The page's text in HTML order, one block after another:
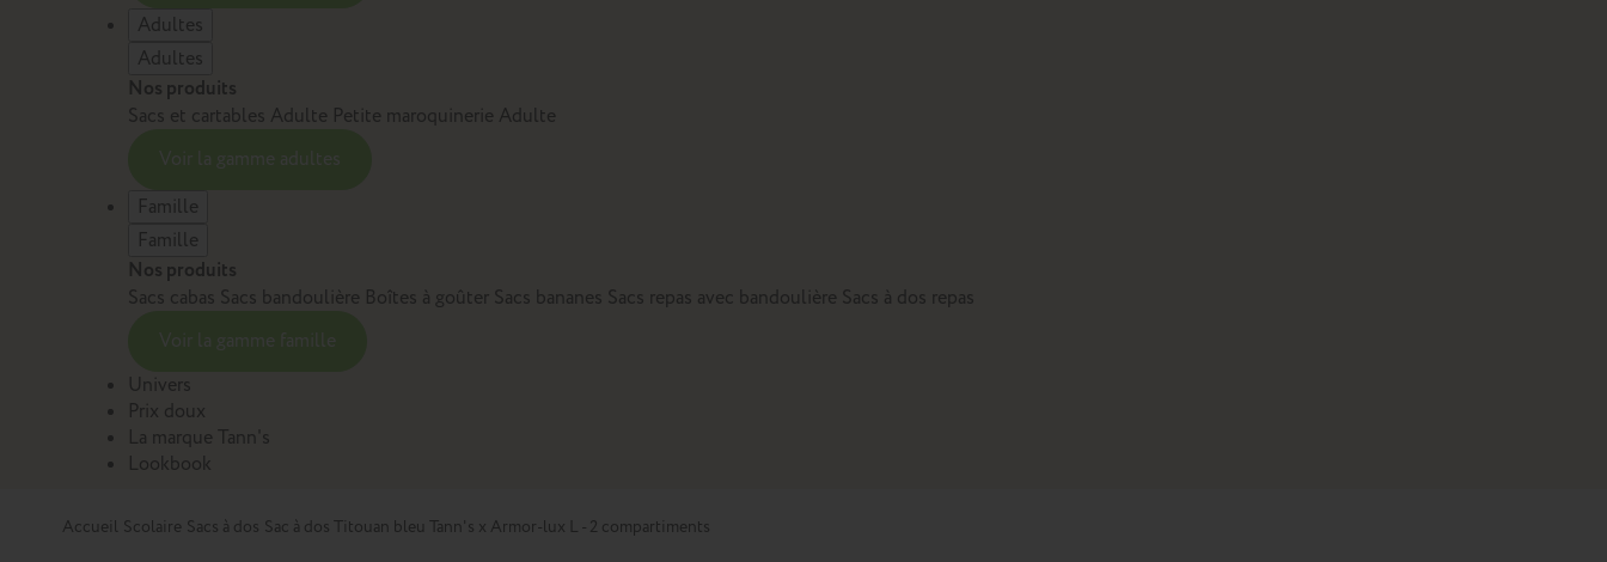
Adultes
Adultes
Nos produits
Sacs et cartables Adulte Petite maroquinerie Adulte
Famille
Famille
Nos produits
Sacs cabas Sacs bandoulière Boîtes à goûter Sacs bananes Sacs repas avec bandoulière Sacs à dos repas
Univers
Prix doux
La marque Tann's
Lookbook
Accueil Scolaire Sacs à dos Sac à dos Titouan bleu Tann's x Armor-lux L - 2 compartiments